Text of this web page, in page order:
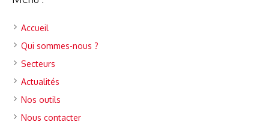
Accueil
Qui sommes-nous ?
Secteurs
Actualités
Nos outils
Nous contacter